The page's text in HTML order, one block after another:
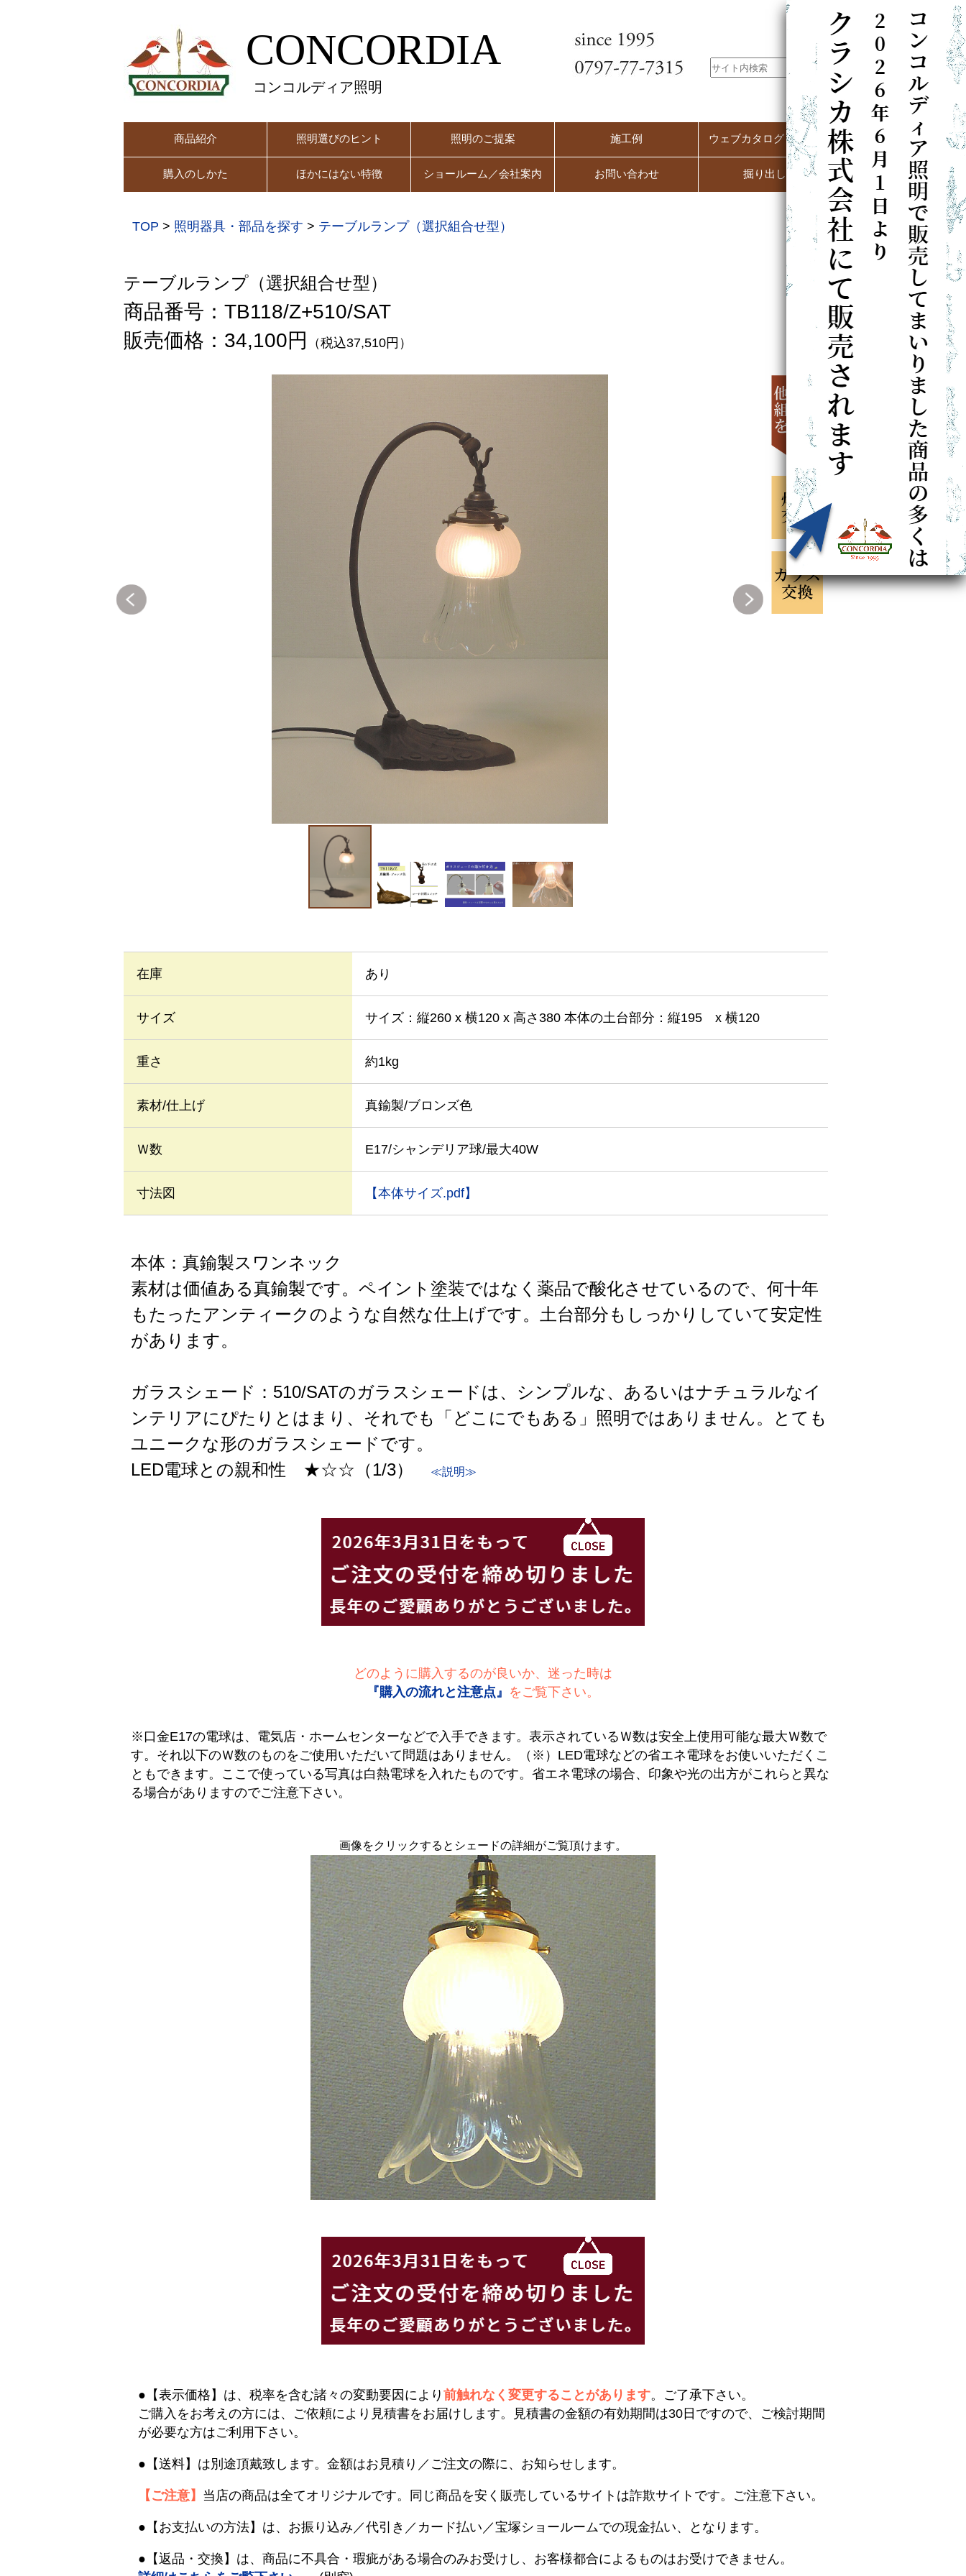
CONCORDIA
コンコルディア照明
商品紹介 照明選びのヒント 照明のご提案 施工例 ウェブカタログ（PC用）
購入のしかた ほかにはない特徴 ショールーム／会社案内 お問い合わせ 掘り出し市
TOP > 照明器具・部品を探す > テーブルランプ（選択組合せ型）
テーブルランプ（選択組合せ型）
商品番号：TB118/Z+510/SAT
販売価格：34,100円
（税込37,510円）
在庫 あり
サイズ サイズ：縦260 x 横120 x 高さ380 本体の土台部分：縦195 x 横120
重さ 約1kg
素材/仕上げ 真鍮製/ブロンズ色
Ｗ数 E17/シャンデリア球/最大40W
寸法図 【本体サイズ.pdf】
本体：真鍮製スワンネック
素材は価値ある真鍮製です。ペイント塗装ではなく薬品で酸化させているので、何十年
もたったアンティークのような自然な仕上げです。土台部分もしっかりしていて安定性
があります。
ガラスシェード：510/SATのガラスシェードは、シンプルな、あるいはナチュラルなイ
ンテリアにぴたりとはまり、それでも「どこにでもある」照明ではありません。とても
ユニークな形のガラスシェードです。
LED電球との親和性 ★☆☆（1/3）
≪説明≫
どのように購入するのが良いか、迷った時は
『購入の流れと注意点』 をご覧下さい。
※口金E17の電球は、電気店・ホームセンターなどで入手できます。表示されているＷ数は安全上使用可能な最大Ｗ数で
す。それ以下のＷ数のものをご使用いただいて問題はありません。（※）LED電球などの省エネ電球をお使いいただくこ
ともできます。ここで使っている写真は白熱電球を入れたものです。省エネ電球の場合、印象や光の出方がこれらと異な
る場合がありますのでご注意下さい。
画像をクリックするとシェードの詳細がご覧頂けます。
●【表示価格】は、税率を含む諸々の変動要因により 前触れなく変更することがあります。ご了承下さい。
ご購入をお考えの方には、ご依頼により見積書をお届けします。見積書の金額の有効期間は30日ですので、ご検討期間
が必要な方はご利用下さい。
●【送料】は別途頂戴致します。金額はお見積り／ご注文の際に、お知らせします。
【ご注意】 当店の商品は全てオリジナルです。同じ商品を安く販売しているサイトは詐欺サイトです。ご注意下さい。
●【お支払いの方法】は、お振り込み／代引き／カード払い／宝塚ショールームでの現金払い、となります。
●【返品・交換】は、商品に不具合・瑕疵がある場合のみお受けし、お客様都合によるものはお受けできません。